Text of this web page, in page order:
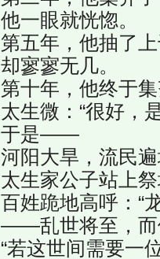
他一眼就恍惚。
第五年，他抽了
却寥寥无几。
第十年，他终于
太生微：“很好，
于是——
河阳大旱，流民
太生家公子站上
百姓跪地高呼：“
——乱世将至，而
“若这世间需要一